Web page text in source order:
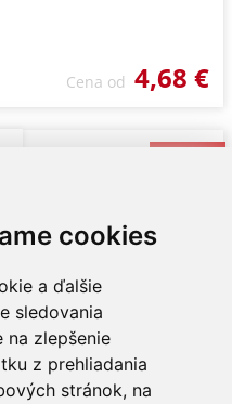
cookies
a ďalšie
sledovania
na zlepšenie
z prehliadania
stránok, na
Cena od 4,68 €